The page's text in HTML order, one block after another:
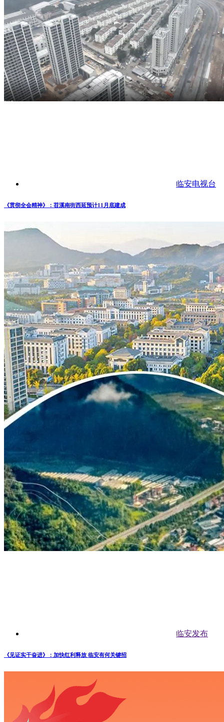
临安电视台
《贯彻全会精神》：苕溪南街西延预计11月底建成
临安发布
《见证实干奋进》：加快红利释放 临安有何关键招